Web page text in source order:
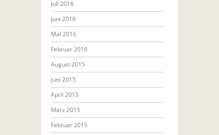
Juli 2016
Juni 2016
Mai 2016
Februar 2016
August 2015
Juni 2015
April 2015
März 2015
Februar 2015